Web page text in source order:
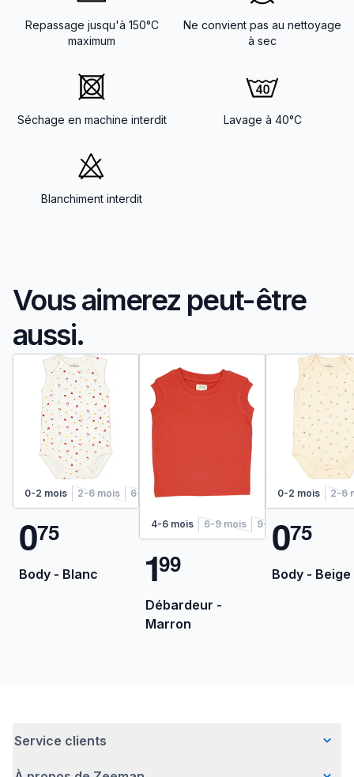
Repassage jusqu'à 150°C
maximum
Ne convient pas au nettoyage
à sec
Séchage en machine interdit Lavage à 40°C
Blanchiment interdit
Vous aimerez peut-être
aussi.
0-2 mois 2-6 mois 6-12 mois 1-2 ans 2-4 ans
075
Body - Blanc
4-6 mois 6-9 mois 9-12 mois
199
Débardeur -
Marron
0-2 mois 2-6
075
Body - Beige
Service clients